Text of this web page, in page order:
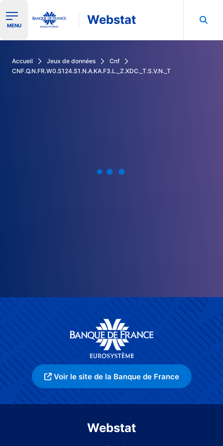
Ouvrir le menu de navigation
MENU Webstat
Accueil Jeux de données
Cnf
CNF.Q.N.FR.W0.S124.S1.N.A.KA.F3.L._Z.XDC._T.S.V.N._T
Voir le site de la Banque de France
Webstat